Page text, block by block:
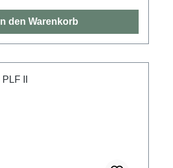
In den Warenkorb